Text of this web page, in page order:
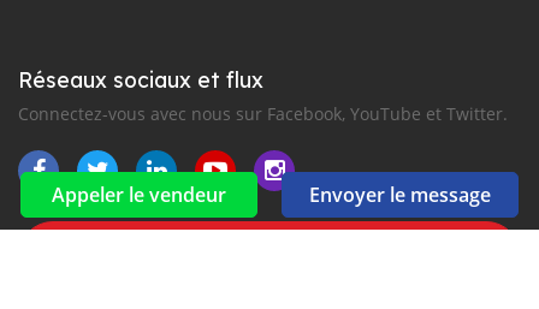
Appeler le vendeur Envoyer le message
Réseaux sociaux et flux
Connectez-vous avec nous sur Facebook, YouTube et Twitter.